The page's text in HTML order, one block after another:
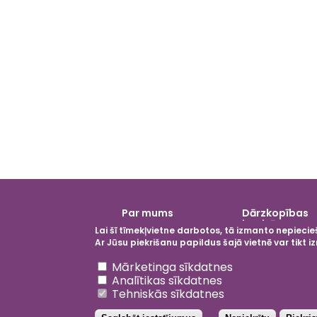
Galvenā
izvēlne
Par mums
Dārzkopības
institūts
Lai šī tīmekļvietne darbotos, tā izmanto
Ar Jūsu piekrišanu papildus šajā vietnē var tikt
Mārketinga sīkdatnes
Analītikas sīkdatnes
Tehniskās sīkdatnes